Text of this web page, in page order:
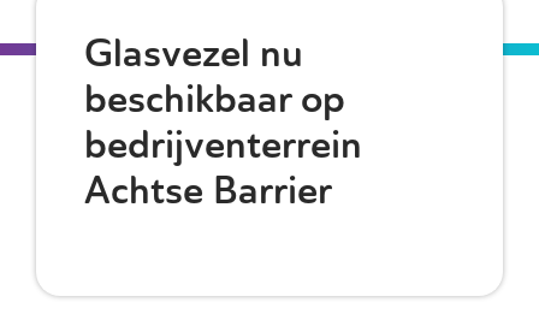
Glasvezel nu
beschikbaar op
bedrijventerrein
Achtse Barrier